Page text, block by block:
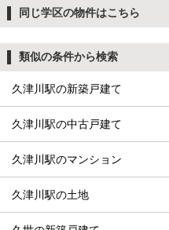
同じ学区の物件はこちら
類似の条件から検索
久津川駅の新築戸建て
久津川駅の中古戸建て
久津川駅のマンション
久津川駅の土地